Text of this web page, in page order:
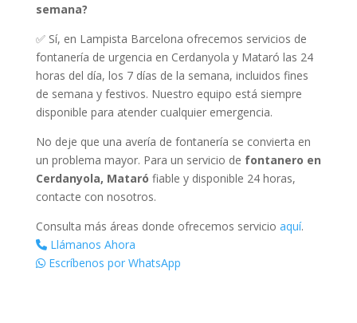
semana?
✅ Sí, en Lampista Barcelona ofrecemos servicios de
fontanería de urgencia en Cerdanyola y Mataró las 24
horas del día, los 7 días de la semana, incluidos fines
de semana y festivos. Nuestro equipo está siempre
disponible para atender cualquier emergencia.
No deje que una avería de fontanería se convierta en
un problema mayor. Para un servicio de fontanero en
Cerdanyola, Mataró fiable y disponible 24 horas,
contacte con nosotros.
Consulta más áreas donde ofrecemos servicio aquí.
Llámanos Ahora
Escríbenos por WhatsApp